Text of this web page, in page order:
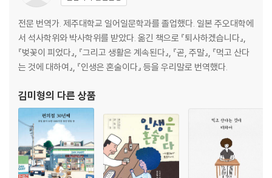
전문 번역가. 제주대학교 일어일문학과를 졸업했다. 일본 주오대학에
서 석사학위와 박사학위를 받았다. 옮긴 책으로 『퇴사하겠습니다』,
『벚꽃이 피었다』, 『그리고 생활은 계속된다』, 『곧, 주말』, 『먹고 산다
는 것에 대하여』, 『인생은 혼술이다』 등을 우리말로 번역했다.
김미형의 다른 상품